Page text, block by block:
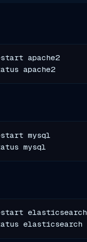
apache2
mysql
elasticsearch